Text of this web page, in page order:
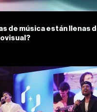
de música están llenas